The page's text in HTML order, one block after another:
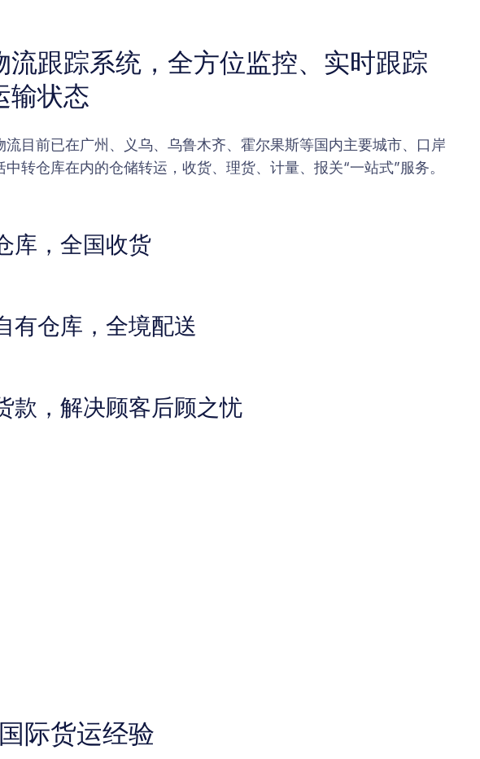
流跟踪系统，全方位监控、实时跟踪
输状态
流目前已在广州、义乌、乌鲁木齐、霍尔果斯等国内主要城市、口岸
中转仓库在内的仓储转运，收货、理货、计量、报关“一站式”服务。
库，全国收货
有仓库，全境配送
款，解决顾客后顾之忧
际货运经验